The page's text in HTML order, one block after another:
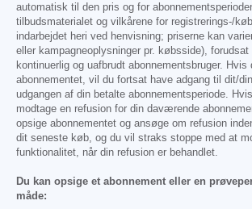
automatisk til den pris og for
tilbudsmaterialet og vilkårene for registrerings-/
indarbejdet heri ved henvisning; priserne kan
eller kampagneoplysninger pr. købsside), forudsat
kontinuerlig og uafbrudt abonnementsbruger. Hvis
abonnementet, vil du fortsat have adgang til dit/
udgangen af din betalte abonnementsperiode.
modtage en refusion for din daværende
opsige abonnementet og ansøge om refusion
dit seneste køb, og du vil straks stoppe med at
funktionalitet, når din refusion er behandlet.
Du kan opsige et abonnement eller en
måde: